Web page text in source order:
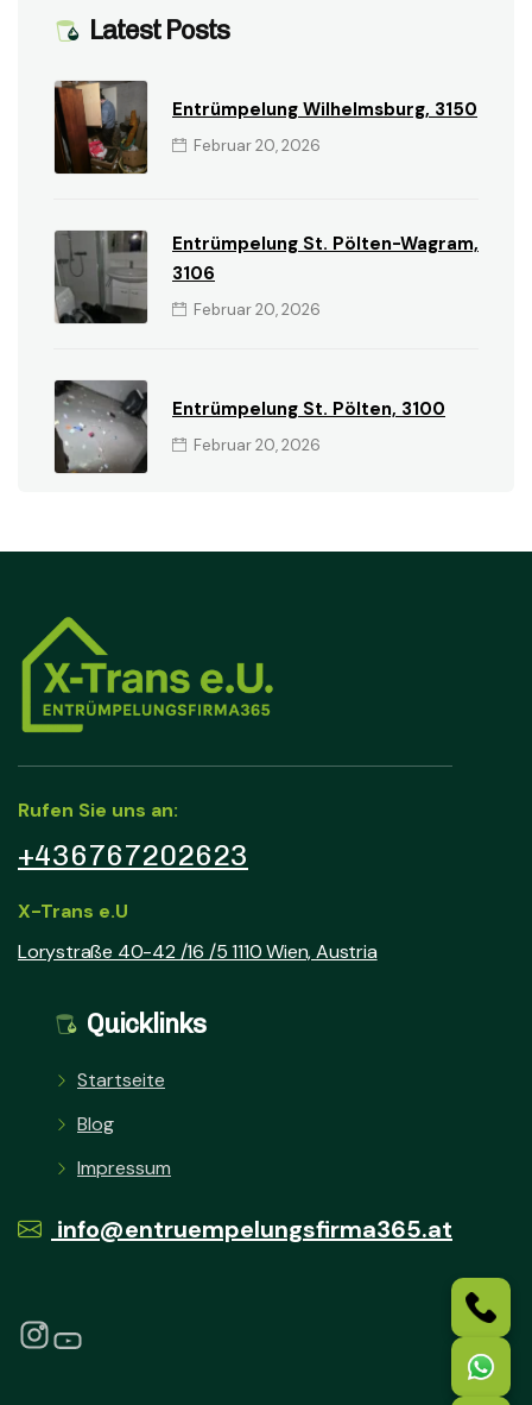
Latest Posts
Entrümpelung Wilhelmsburg, 3150
Februar 20, 2026
Entrümpelung St. Pölten-Wagram,
3106
Februar 20, 2026
Entrümpelung St. Pölten, 3100
Februar 20, 2026
Rufen Sie uns an:
+436767202623
X-Trans e.U
Lorystraße 40-42 /16 /5 1110 Wien, Austria
Quicklinks
Startseite
Blog
Impressum
info@entruempelungsfirma365.at